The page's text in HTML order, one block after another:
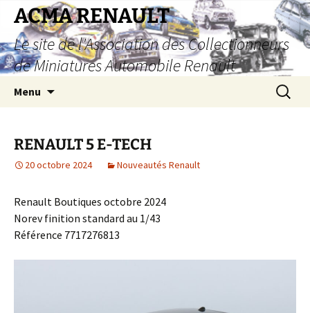
Aller
contenu
ACMA RENAULT
Le site de l'Association des Collectionneurs
de Miniatures Automobile Renault
Menu
RENAULT 5 E-TECH
20 octobre 2024 Nouveautés Renault
Renault Boutiques octobre 2024
Norev finition standard au 1/43
Référence 7717276813